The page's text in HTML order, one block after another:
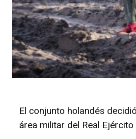
El conjunto holandés
área militar del Real